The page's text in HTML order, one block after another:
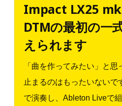
Impact LX25
DTMの最初の一
えられます
「曲を作ってみたい」と
止まるのはもったいないで
で演奏し、Ableton Liveで